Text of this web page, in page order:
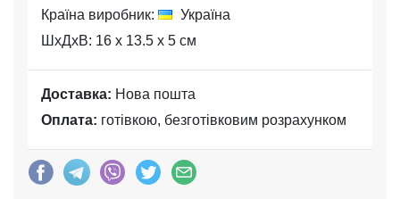
Країна виробник:
Україна
ШхДхВ: 16 x 13.5 x 5 см
Доставка: Нова пошта
Оплата: готівкою, безготівковим розрахунком